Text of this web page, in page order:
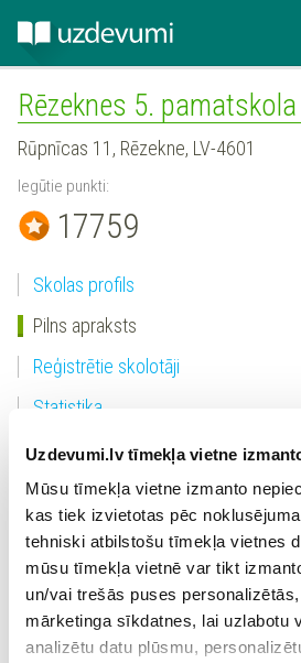
Uzdevumi.lv tīmekļa vietne
Mūsu tīmekļa vietne izmanto
kas tiek izvietotas pēc
tehniski atbilstošu tīmekļa vietnes
mūsu tīmekļa vietnē var tikt
un/vai trešās puses
mārketinga sīkdatnes, lai uzlabotu
analizētu datu plūsmu,
Rēzeknes 5. pamatskola
Rūpnīcas 11, Rēzekne, LV-4601
Iegūtie punkti:
17759
Skolas profils
Pilns apraksts
Reģistrētie skolotāji
Statistika